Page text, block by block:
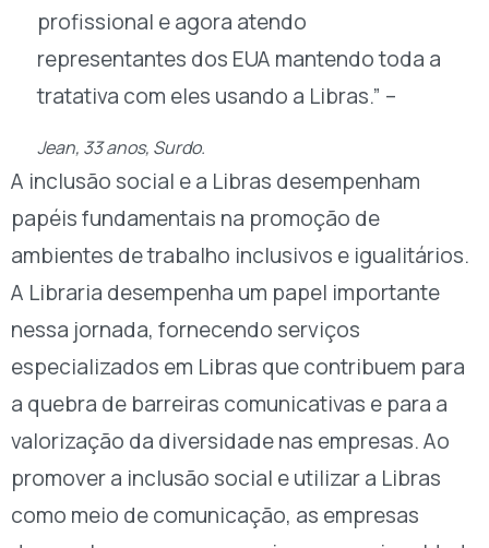
profissional e agora atendo
representantes dos EUA mantendo toda a
tratativa com eles usando a Libras.” –
Jean, 33 anos, Surdo.
A inclusão social e a Libras desempenham
papéis fundamentais na promoção de
ambientes de trabalho inclusivos e igualitários.
A Libraria desempenha um papel importante
nessa jornada, fornecendo serviços
especializados em Libras que contribuem para
a quebra de barreiras comunicativas e para a
valorização da diversidade nas empresas. Ao
promover a inclusão social e utilizar a Libras
como meio de comunicação, as empresas